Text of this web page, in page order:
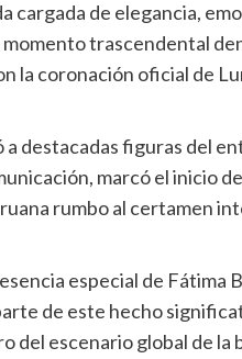
cargada de elegancia,
trascendental
la coronación oficial de
a destacadas figuras del
marcó el inicio
rumbo al certamen
especial de Fátima
de este hecho
del escenario global de la